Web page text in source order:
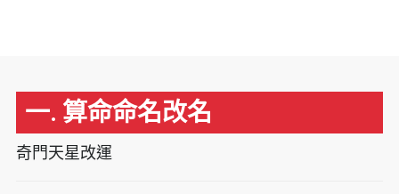
一. 算命命名改名
奇門天星改運